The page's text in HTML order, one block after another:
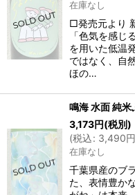
在庫なし
□発売元より
「色気を感じ
を用いた低温
ではなく、自
ほの…
鳴海 水面 純
3,173円(税別)
(税込: 3,490円
在庫なし
千葉県産のブ
た、表情豊か